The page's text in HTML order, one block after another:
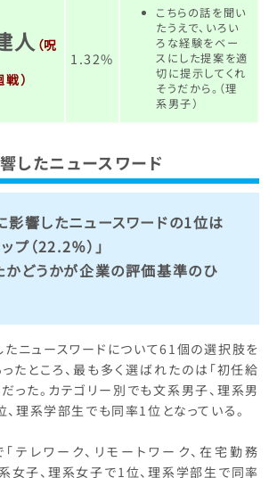
人 （呪
）
1.32%
こちらの話を聞い
たうえで、いろい
ろな経験をベー
スにした提案を適
切に提示してくれ
そうだから。（理
系男子）
したニュースワード
影響したニュースワードの1位は
プ（22.2％）」
かどうかが企業の評価基準のひ
ニュースワードについて61個の選択肢を
たところ、最も多く選ばれたのは「初任給
だった。カテゴリー別でも文系男子、理系男
理系学部生でも同率1位となっている。
テレワーク、リモートワーク、在宅勤務
系女子、理系女子で1位、理系学部生で同率